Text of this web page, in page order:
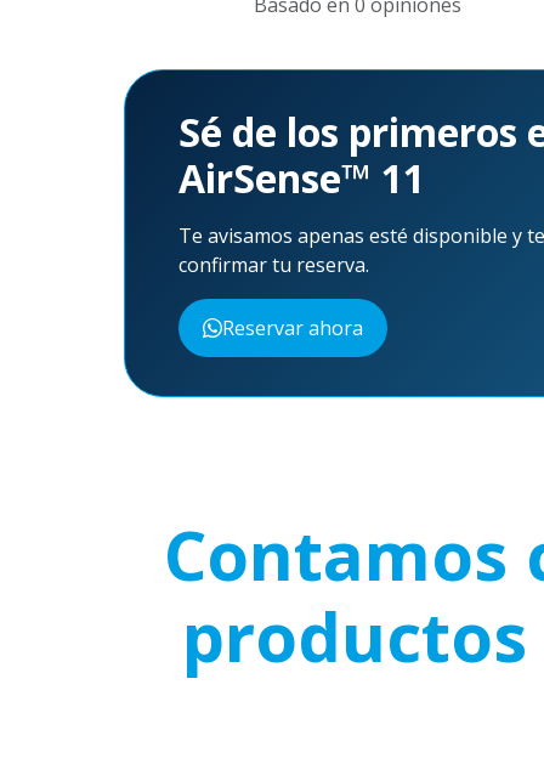
Sé de los primeros
AirSense™ 11
Te avisamos apenas esté disponible y
confirmar tu reserva.
Reservar ahora
Contamos